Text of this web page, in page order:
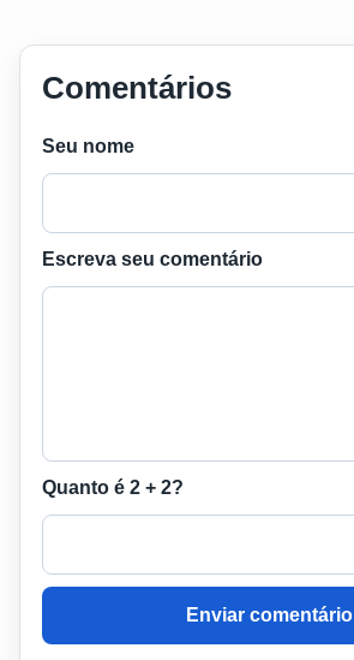
Comentários
Seu nome
Escreva seu comentário
Quanto é 2 + 2?
Enviar comentário